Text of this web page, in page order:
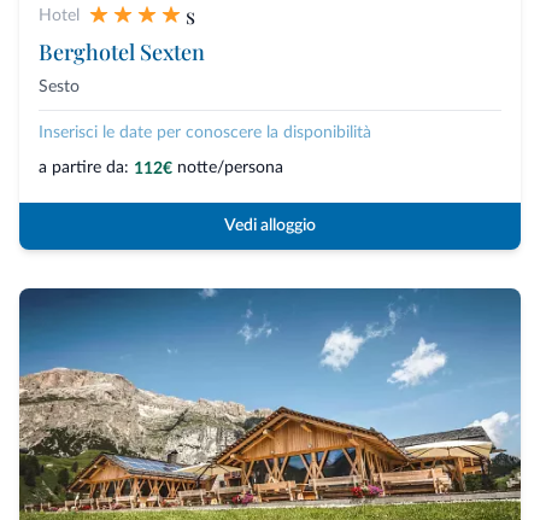
Hotel
s
Berghotel Sexten
Sesto
Inserisci le date per conoscere la disponibilità
a partire da: 112€ notte/persona
Vedi alloggio